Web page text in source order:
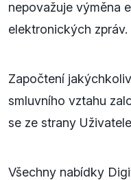
nepovažuje výměna
elektronických zpráv.
Započtení
smluvního vztahu
se ze strany
Všechny nabídky